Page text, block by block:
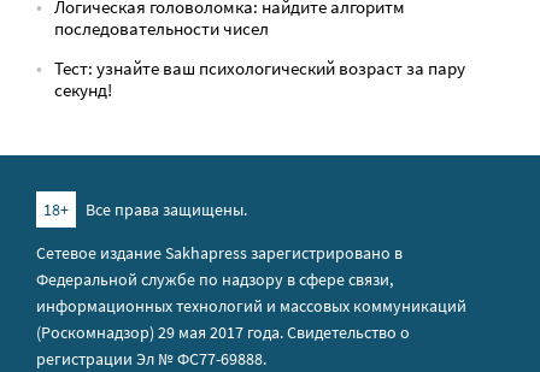
Логическая головоломка: найдите алгоритм
последовательности чисел
Тест: узнайте ваш психологический возраст за пару
секунд!
18+
Все права защищены.
Сетевое издание Sakhapress зарегистрировано в
Федеральной службе по надзору в сфере связи,
информационных технологий и массовых коммуникаций
(Роскомнадзор) 29 мая 2017 года. Свидетельство о
регистрации Эл № ФС77-69888.